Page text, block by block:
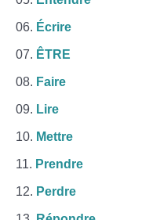
Écrire
ÊTRE
Faire
Lire
Mettre
Prendre
Perdre